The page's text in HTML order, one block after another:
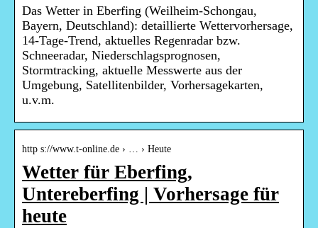
Das Wetter in Eberfing (Weilheim-Schongau,
Bayern, Deutschland): detaillierte Wettervorhersage,
14-Tage-Trend, aktuelles Regenradar bzw.
Schneeradar, Niederschlagsprognosen,
Stormtracking, aktuelle Messwerte aus der
Umgebung, Satellitenbilder, Vorhersagekarten,
u.v.m.
http s://www.t-online.de › … › Heute
Wetter für Eberfing,
Untereberfing | Vorhersage für
heute